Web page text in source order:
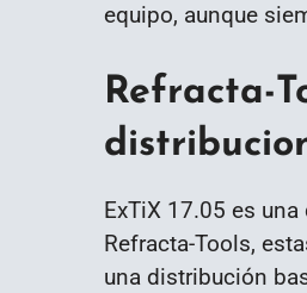
equipo, aunque
Refracta-
ExTiX 17.05 es
Refracta-Tools,
una distribución